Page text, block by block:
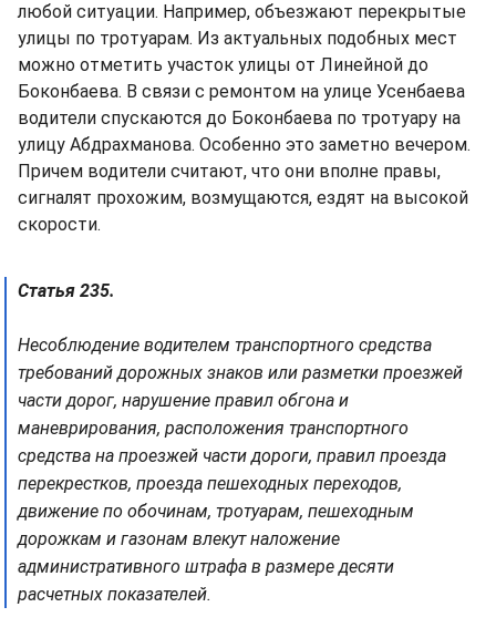
любой ситуации. Например, объезжают перекрытые
улицы по тротуарам. Из актуальных подобных мест
можно отметить участок улицы от Линейной до
Боконбаева. В связи с ремонтом на улице Усенбаева
водители спускаются до Боконбаева по тротуару на
улицу Абдрахманова. Особенно это заметно вечером.
Причем водители считают, что они вполне правы,
сигналят прохожим, возмущаются, ездят на высокой
скорости.
Статья 235.
Несоблюдение водителем транспортного средства
требований дорожных знаков или разметки проезжей
части дорог, нарушение правил обгона и
маневрирования, расположения транспортного
средства на проезжей части дороги, правил проезда
перекрестков, проезда пешеходных переходов,
движение по обочинам, тротуарам, пешеходным
дорожкам и газонам влекут наложение
административного штрафа в размере десяти
расчетных показателей.